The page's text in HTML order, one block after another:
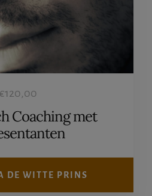
120,00
Coaching met
DE WITTE PRINS